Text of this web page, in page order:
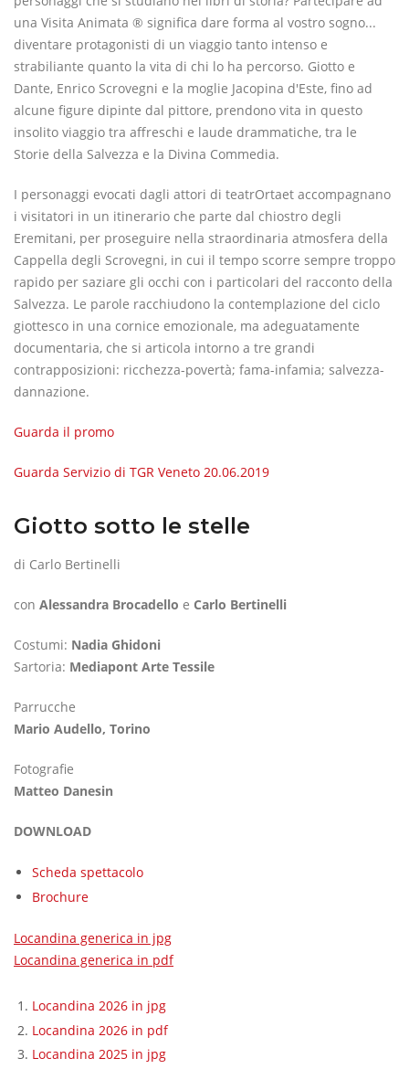
una Visita Animata ® significa dare forma al vostro sogno...
diventare protagonisti di un viaggio tanto intenso e
strabiliante quanto la vita di chi lo ha percorso. Giotto e
Dante, Enrico Scrovegni e la moglie Jacopina d'Este, fino ad
alcune figure dipinte dal pittore, prendono vita in questo
insolito viaggio tra affreschi e laude drammatiche, tra le
Storie della Salvezza e la Divina Commedia.
I personaggi evocati dagli attori di teatrOrtaet accompagnano
i visitatori in un itinerario che parte dal chiostro degli
Eremitani, per proseguire nella straordinaria atmosfera della
Cappella degli Scrovegni, in cui il tempo scorre sempre troppo
rapido per saziare gli occhi con i particolari del racconto della
Salvezza. Le parole racchiudono la contemplazione del ciclo
giottesco in una cornice emozionale, ma adeguatamente
documentaria, che si articola intorno a tre grandi
contrapposizioni: ricchezza-povertà; fama-infamia; salvezza-
dannazione.
Guarda il promo
Guarda Servizio di TGR Veneto 20.06.2019
Giotto sotto le stelle
di Carlo Bertinelli
con Alessandra Brocadello e Carlo Bertinelli
Costumi: Nadia Ghidoni
Sartoria: Mediapont Arte Tessile
Parrucche
Mario Audello, Torino
Fotografie
Matteo Danesin
DOWNLOAD
Scheda spettacolo
Brochure
Locandina generica in jpg
Locandina generica in pdf
Locandina 2026 in jpg
Locandina 2026 in pdf
Locandina 2025 in jpg